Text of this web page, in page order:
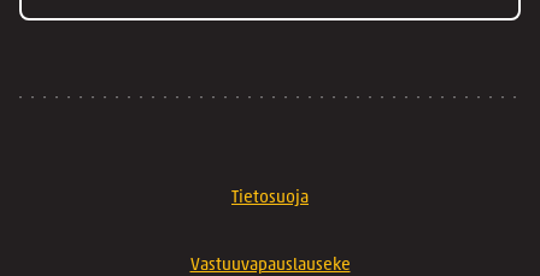
Tietosuoja
Vastuuvapauslauseke